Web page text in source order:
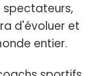
spectateurs,
d'évoluer et
entier.